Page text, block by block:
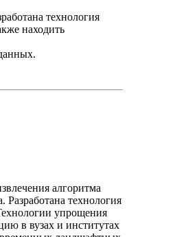
технология
находить
алгоритма
технология
упрощения
в вузах и институтах